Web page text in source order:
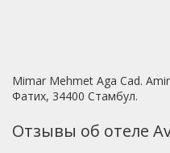
Mimar Mehmet Aga Cad.
Фатих, 34400 Стамбул.
Отзывы об отеле